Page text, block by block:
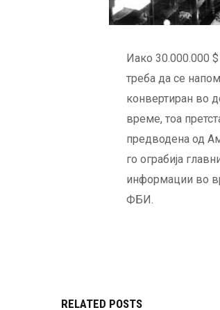
Иако 30.000.000
треба да се
конвертиран во
време, тоа
предводена од
го ограбија
информации во
ФБИ.
RELATED POSTS